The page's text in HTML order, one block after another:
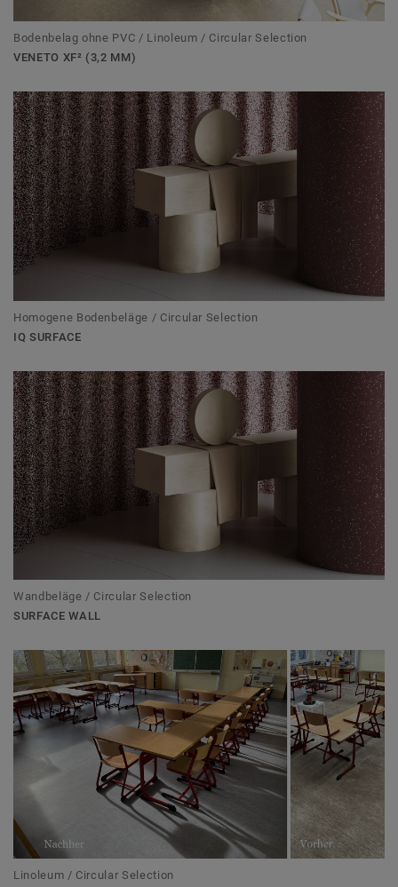
Bodenbelag ohne PVC / Linoleum / Circular Selection
VENETO XF² (3,2 MM)
Homogene Bodenbeläge / Circular Selection
IQ SURFACE
Wandbeläge / Circular Selection
SURFACE WALL
Linoleum / Circular Selection